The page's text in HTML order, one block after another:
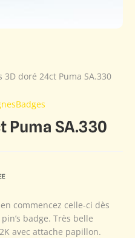
3D doré 24ct Puma SA.330
Puma SA.330
commencez celle-ci dès
badge. Très belle
avec attache papillon.